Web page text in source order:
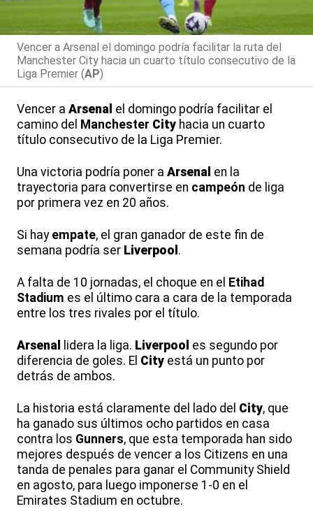
Vencer a Arsenal el domingo podría facilitar la ruta del
Manchester City hacia un cuarto título consecutivo de la
Liga Premier (AP)
Vencer a Arsenal el domingo podría facilitar el
camino del Manchester City hacia un cuarto
título consecutivo de la Liga Premier.
Una victoria podría poner a Arsenal en la
trayectoria para convertirse en campeón de liga
por primera vez en 20 años.
Si hay empate, el gran ganador de este fin de
semana podría ser Liverpool .
A falta de 10 jornadas, el choque en el Etihad
Stadium es el último cara a cara de la temporada
entre los tres rivales por el título.
Arsenal lidera la liga. Liverpool es segundo por
diferencia de goles. El City está un punto por
detrás de ambos.
La historia está claramente del lado del City, que
ha ganado sus últimos ocho partidos en casa
contra los Gunners, que esta temporada han sido
mejores después de vencer a los Citizens en una
tanda de penales para ganar el Community Shield
en agosto, para luego imponerse 1-0 en el
Emirates Stadium en octubre.